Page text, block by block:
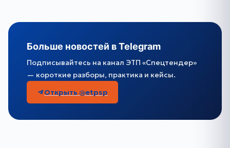
Больше новостей в Telegram
Подписывайтесь на канал ЭТП «Спецтендер»
— короткие разборы, практика и кейсы.
Открыть @etpsp